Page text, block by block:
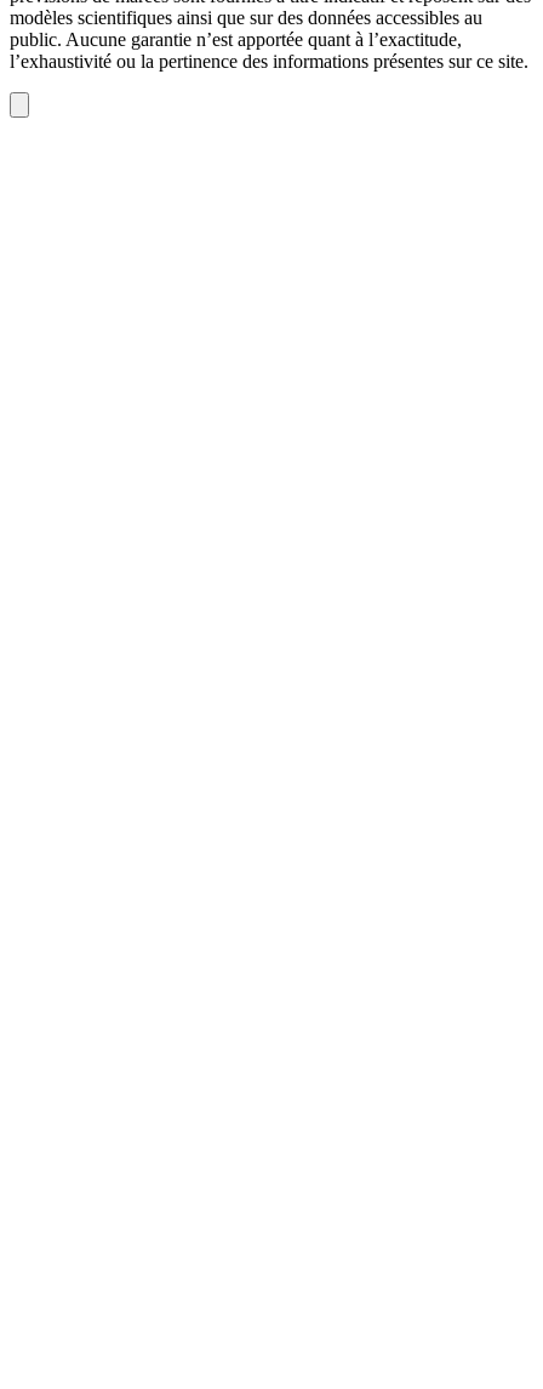
modèles scientifiques ainsi que sur des données accessibles au
public. Aucune garantie n’est apportée quant à l’exactitude,
l’exhaustivité ou la pertinence des informations présentes sur ce site.